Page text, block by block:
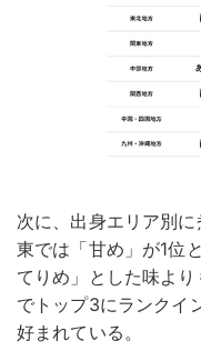
次に、出身エリア別
東では「甘め」が1位
てりめ」とした味よ
でトップ3にランクイ
好まれている。